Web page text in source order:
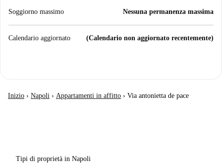
Soggiorno massimo Nessuna permanenza massima
Calendario aggiornato (Calendario non aggiornato recentemente)
Inizio › Napoli › Appartamenti in affitto › Via antonietta de pace
Tipi di proprietà in Napoli